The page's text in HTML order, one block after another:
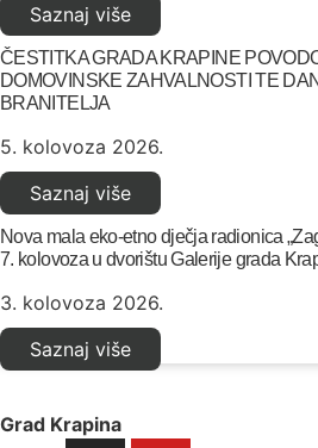
Saznaj više
ČESTITKA GRADA KRAPINE
DOMOVINSKE ZAHVALNOSTI TE
BRANITELJA
5. kolovoza 2026.
Saznaj više
Nova mala eko-etno dječja radionica
7. kolovoza u dvorištu Galerije grada
3. kolovoza 2026.
Saznaj više
Grad Krapina